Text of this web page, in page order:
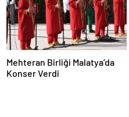
Mehteran Birliği Malatya’da
Konser Verdi